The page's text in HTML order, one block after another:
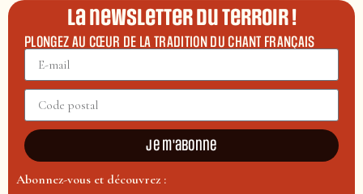
La newsletter du terroir !
PLONGEZ AU CŒUR DE LA TRADITION DU CHANT FRANÇAIS
Je m'abonne
Abonnez-vous et découvrez :